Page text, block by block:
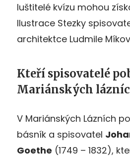
luštitelé kvízu mohou
Ilustrace Stezky
architektce Ludmile
Kteří spisovatelé
Mariánských
V Mariánských Lázních
básník a spisovatel
Goethe (1749 – 1832),